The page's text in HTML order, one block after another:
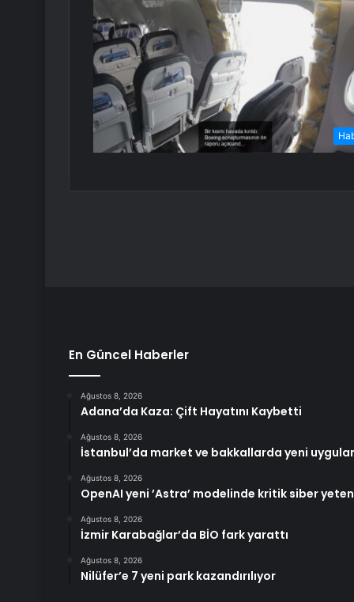
En Güncel Haberler
Ağustos 8, 2026
Adana’da Kaza: Çift Hayatını Kaybetti
Ağustos 8, 2026
İstanbul’da market ve bakkallarda yeni
Ağustos 8, 2026
OpenAI yeni ’Astra’ modelinde kritik siber
Ağustos 8, 2026
İzmir Karabağlar’da BİO fark yarattı
Ağustos 8, 2026
Nilüfer’e 7 yeni park kazandırılıyor